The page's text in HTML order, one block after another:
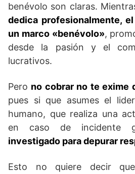
benévolo son claras.
dedica profesionalmente,
un marco «benévolo»,
desde la pasión y el
lucrativos.
Pero no cobrar no te exime
pues si que asumes el
humano, que realiza una
en caso de incidente
investigado para depurar
Esto no quiere decir